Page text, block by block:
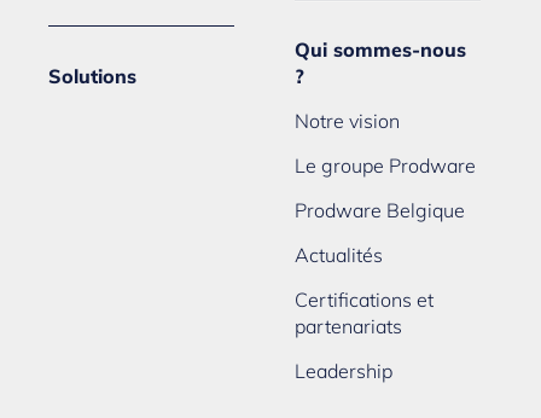
Solutions
Qui sommes-nous
?
Notre vision
Le groupe Prodware
Prodware Belgique
Actualités
Certifications et
partenariats
Leadership